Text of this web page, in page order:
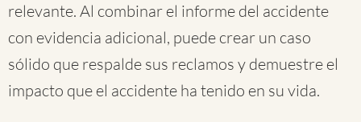
relevante. Al combinar el informe del accidente
con evidencia adicional, puede crear un caso
sólido que respalde sus reclamos y demuestre el
impacto que el accidente ha tenido en su vida.